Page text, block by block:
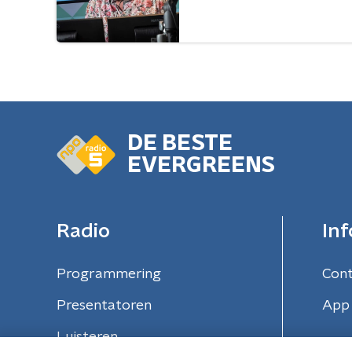
DE BESTE
EVERGREENS
Radio
Programmering
Presentatoren
Luisteren
App